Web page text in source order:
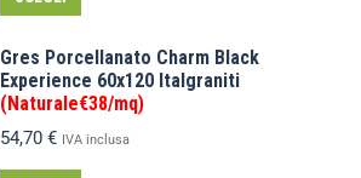
Gres Porcellanato Charm Black
Experience 60x120 Italgraniti
(Naturale€38/mq)
54,70 € IVA inclusa